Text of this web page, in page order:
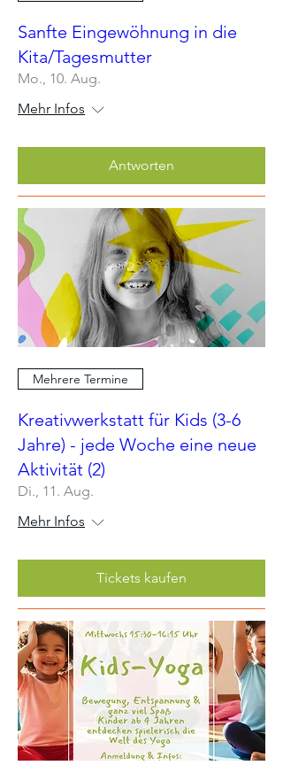
Sanfte Eingewöhnung in die
Kita/Tagesmutter
Mo., 10. Aug.
Mehr Infos
Antworten
Mehrere Termine
Kreativwerkstatt für Kids (3-6
Jahre) - jede Woche eine neue
Aktivität (2)
Di., 11. Aug.
Mehr Infos
Tickets kaufen